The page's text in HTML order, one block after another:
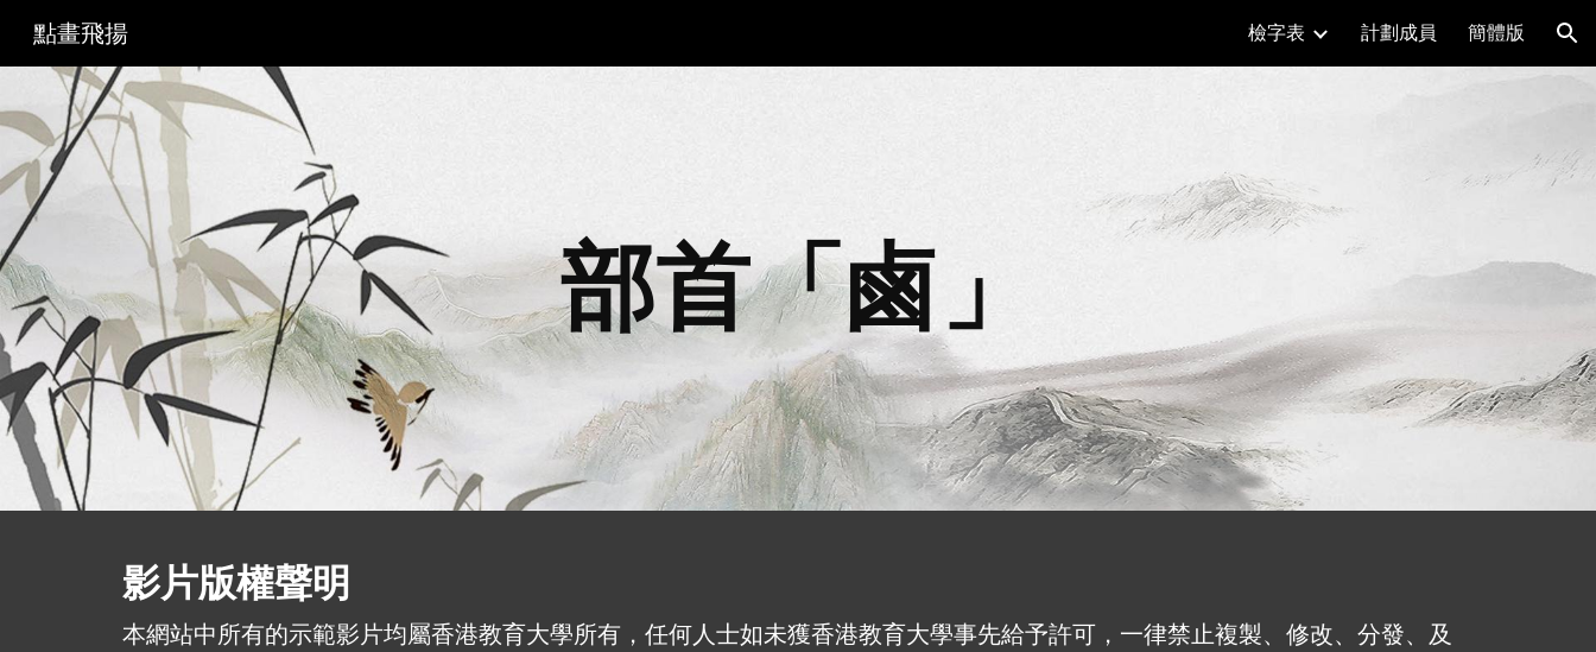
點畫飛揚 檢字表 計劃成員 簡體版
部首「鹵 」
影片版權聲明
本網站中所有的示範影片均屬香港教育大學所有，任何人士如未獲香港教育大學事先給予許可，一律禁止複製、修改、分發、及